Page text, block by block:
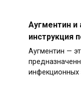
Аугментин и
инструкция
Аугментин —
инфекционных